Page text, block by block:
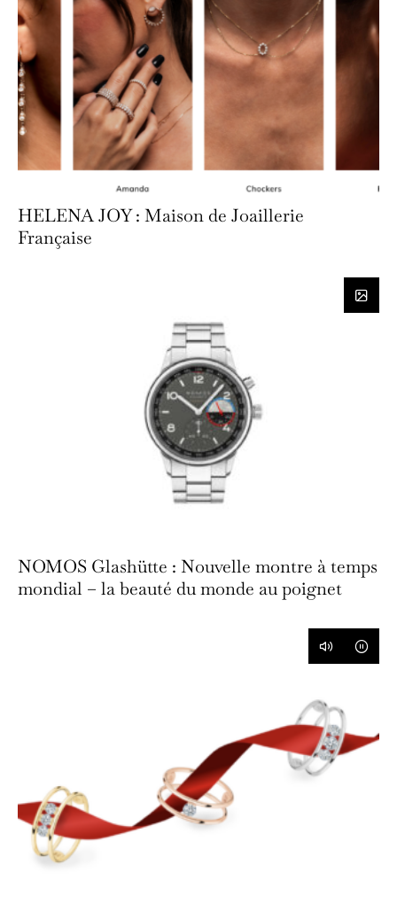
HELENA JOY : Maison de Joaillerie
Française
NOMOS Glashütte : Nouvelle montre à temps
mondial – la beauté du monde au poignet